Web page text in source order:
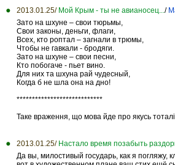
2013.01.25/ Мой Крым - ты не авианосец.../
Зато на шхуне – свои тюрьмы,
Свои законы, деньги, флаги,
Всех, кто роптал – загнали в трюмы,
Чтобы не гавкали - бродяги.
Зато на шхуне – свои песни,
Кто побогаче - пьет вино.
Для них та шхуна рай чудесный,
Когда б не шла она на дно!
****************************
Таке враження, що мова йде про якусь
2013.01.25/ Настало время позабыть
Да вы, милостивый государь, как я погляжу,